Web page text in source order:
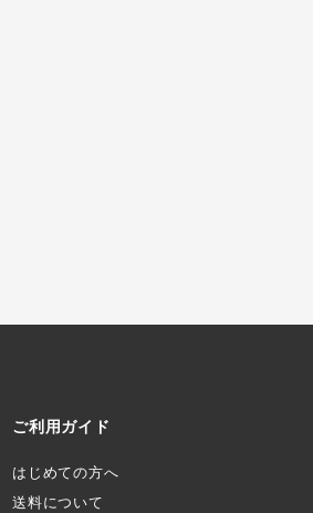
ご利用ガイド
はじめての方へ
送料について